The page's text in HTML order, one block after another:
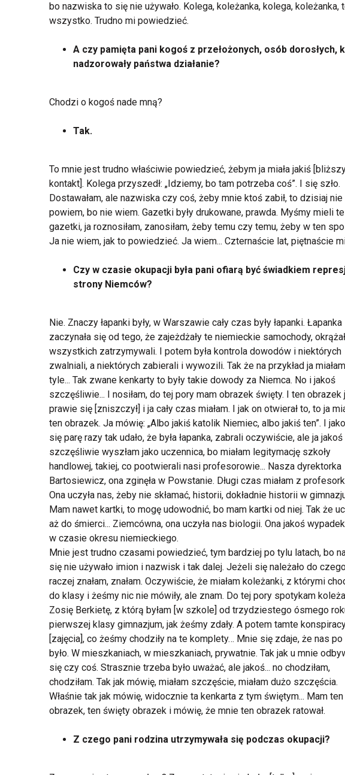
bo nazwiska to się nie używało. Kolega, koleżanka, kolega, koleżanka,
wszystko. Trudno mi powiedzieć.
A czy pamięta pani kogoś z przełożonych, osób dorosłych,
nadzorowały państwa działanie?
Chodzi o kogoś nade mną?
Tak.
To mnie jest trudno właściwie powiedzieć, żebym ja miała jakiś
kontakt]. Kolega przyszedł: „Idziemy, bo tam potrzeba coś”. I się szło.
Dostawałam, ale nazwiska czy coś, żeby mnie ktoś zabił, to dzisiaj nie
powiem, bo nie wiem. Gazetki były drukowane, prawda. Myśmy mieli te
gazetki, ja roznosiłam, zanosiłam, żeby temu czy temu, żeby w ten
Ja nie wiem, jak to powiedzieć. Ja wiem... Czternaście lat, piętnaście
Czy w czasie okupacji była pani ofiarą być świadkiem
strony Niemców?
Nie. Znaczy łapanki były, w Warszawie cały czas były łapanki. Łapanka
zaczynała się od tego, że zajeżdżały te niemieckie samochody,
wszystkich zatrzymywali. I potem była kontrola dowodów i niektórych
zwalniali, a niektórych zabierali i wywozili. Tak że na przykład ja
tyle... Tak zwane kenkarty to były takie dowody za Niemca. No i jakoś
szczęśliwie... I nosiłam, do tej pory mam obrazek święty. I ten obrazek
prawie się [zniszczył] i ja cały czas miałam. I jak on otwierał to, to ja
ten obrazek. Ja mówię: „Albo jakiś katolik Niemiec, albo jakiś ten”. I
się parę razy tak udało, że była łapanka, zabrali oczywiście, ale ja jakoś
szczęśliwie wyszłam jako uczennica, bo miałam legitymację szkoły
handlowej, takiej, co pootwierali nasi profesorowie... Nasza dyrektorka
Bartosiewicz, ona zginęła w Powstanie. Długi czas miałam z
Ona uczyła nas, żeby nie skłamać, historii, dokładnie historii w
Mam nawet kartki, to mogę udowodnić, bo mam kartki od niej. Tak że
aż do śmierci... Ziemcówna, ona uczyła nas biologii. Ona jakoś wypadek
w czasie okresu niemieckiego.
Mnie jest trudno czasami powiedzieć, tym bardziej po tylu latach, bo
się nie używało imion i nazwisk i tak dalej. Jeżeli się należało do
raczej znałam, znałam. Oczywiście, że miałam koleżanki, z którymi
do klasy i żeśmy nic nie mówiły, ale znam. Do tej pory spotykam
Zosię Berkietę, z którą byłam [w szkole] od trzydziestego ósmego
pierwszej klasy gimnazjum, jak żeśmy zdały. A potem tamte
[zajęcia], co żeśmy chodziły na te komplety… Mnie się zdaje, że nas
było. W mieszkaniach, w mieszkaniach, prywatnie. Tak jak u mnie
się czy coś. Strasznie trzeba było uważać, ale jakoś... no chodziłam,
chodziłam. Tak jak mówię, miałam szczęście, miałam dużo szczęścia.
Właśnie tak jak mówię, widocznie ta kenkarta z tym świętym... Mam ten
obrazek, ten święty obrazek i mówię, że mnie ten obrazek ratował.
Z czego pani rodzina utrzymywała się podczas okupacji?